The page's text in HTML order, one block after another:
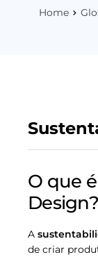
Home
O que
Design?
A
de criar